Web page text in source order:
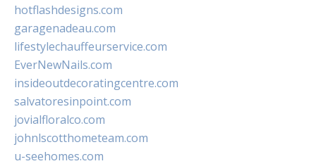
hotflashdesigns.com
garagenadeau.com
lifestylechauffeurservice.com
EverNewNails.com
insideoutdecoratingcentre.com
salvatoresinpoint.com
jovialfloralco.com
johnlscotthometeam.com
u-seehomes.com